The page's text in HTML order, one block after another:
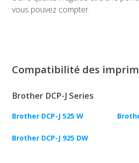
vous pouvez compter.
Compatibilité des
Brother DCP-J Series
Brother DCP-J 525 W
Brother DCP-J 925 DW